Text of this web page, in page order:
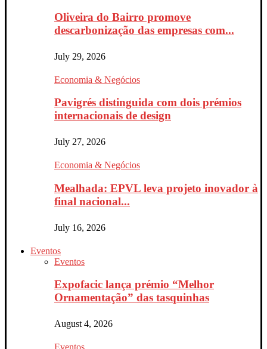
Oliveira do Bairro promove
descarbonização das empresas com...
July 29, 2026
Economia & Negócios
Pavigrés distinguida com dois prémios
internacionais de design
July 27, 2026
Economia & Negócios
Mealhada: EPVL leva projeto inovador à
final nacional...
July 16, 2026
Eventos
Eventos
Expofacic lança prémio “Melhor
Ornamentação” das tasquinhas
August 4, 2026
Eventos